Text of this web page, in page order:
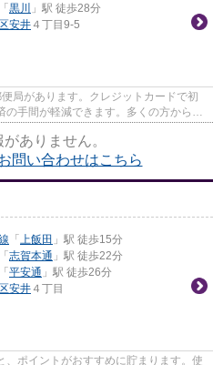
「 黒川
」駅 徒歩28分
安井 ４丁目9-5
局があります。クレジットカードで初
手間が軽減できます。多くの方からご
ありません。
問い合わせはこちら
「 上飯田 」駅 徒歩15分
「 志賀本通 」駅 徒歩22分
「 平安通 」駅 徒歩26分
安井 ４丁目
ポイントがおすすめに貯まります。使